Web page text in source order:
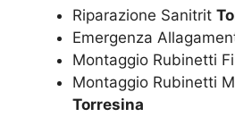
Riparazione Sanitrit
Emergenza
Montaggio Rubinetti
Montaggio Rubinetti
Torresina